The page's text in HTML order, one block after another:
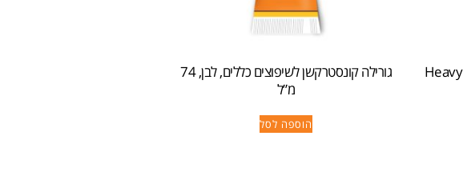
גורילה דבק קונסטרקשן 266 מ”ל Heavy
גורילה קונסטרקשן לשיפוצים כללים, לבן, 74
מ”ל
הוספה לסל